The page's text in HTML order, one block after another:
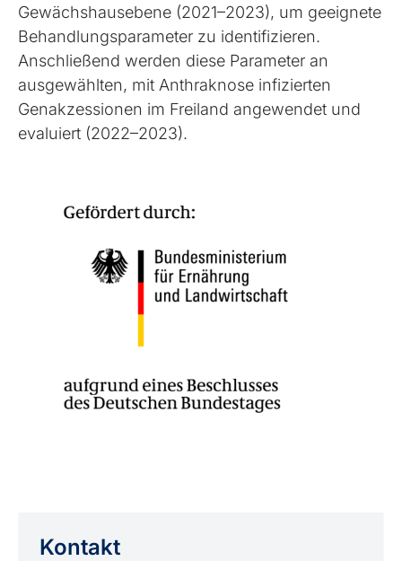
Gewächshausebene (2021–2023), um geeignete
Behandlungsparameter zu identifizieren.
Anschließend werden diese Parameter an
ausgewählten, mit Anthraknose infizierten
Genakzessionen im Freiland angewendet und
evaluiert (2022–2023).
Kontakt